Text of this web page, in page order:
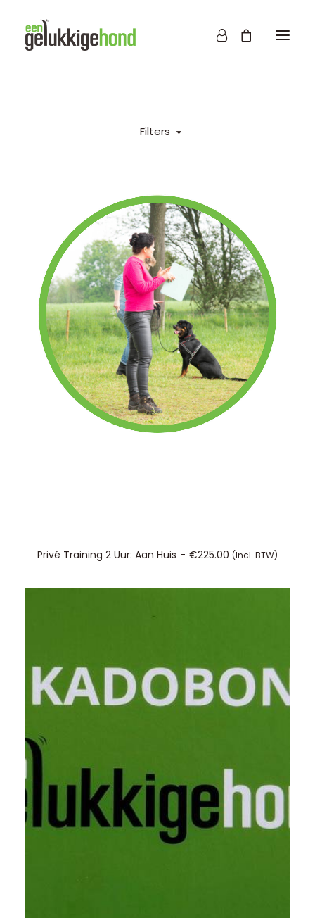
CONTACT/AANMELDEN
Filters
TOEVOEGEN AAN WINKELWAGEN
Privé Training 2 Uur: Aan Huis €225.00 (incl. BTW)